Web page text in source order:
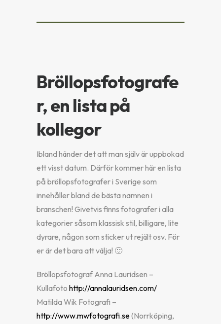
Bröllopsfotografe
r, en lista på
kollegor
Ibland händer det att man själv är uppbokad
ett visst datum. Därför kommer här en lista
på bröllopsfotografer i Sverige som
innehåller bland de bästa namnen i
branschen! Givetvis finns fotografer i alla
kategorier såsom klassisk stil, billigare, lite
dyrare, någon som sticker ut rejält osv. För
er är det bara att välja! 🙂
Bröllopsfotograf Anna Lauridsen –
Kullafoto http://annalauridsen.com/
Matilda Wik Fotografi –
http://www.mwfotografi.se(Norrköping,